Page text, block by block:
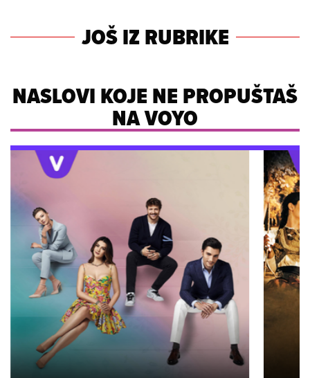
JOŠ IZ RUBRIKE
NASLOVI KOJE NE PROPUŠTAŠ
NA VOYO